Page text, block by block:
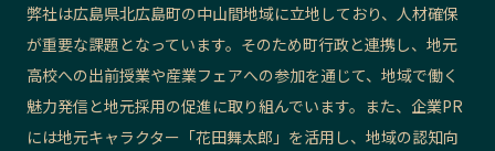
弊社は広島県北広島町の中山間地域に立地しており、人材確保
が重要な課題となっています。そのため町行政と連携し、地元
高校への出前授業や産業フェアへの参加を通じて、地域で働く
魅力発信と地元採用の促進に取り組んでいます。また、企業PR
には地元キャラクター「花田舞太郎」を活用し、地域の認知向